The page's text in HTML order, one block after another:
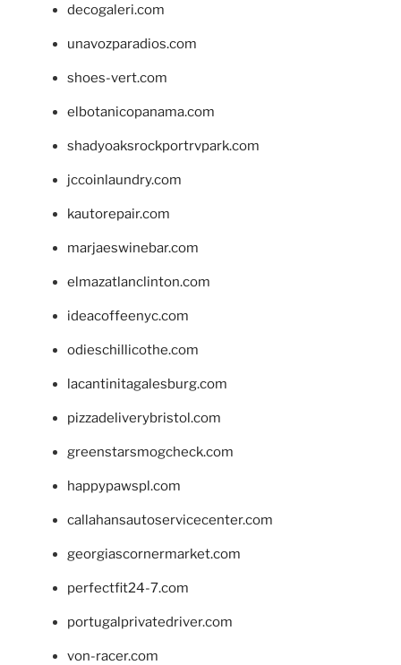
decogaleri.com
unavozparadios.com
shoes-vert.com
elbotanicopanama.com
shadyoaksrockportrvpark.com
jccoinlaundry.com
kautorepair.com
marjaeswinebar.com
elmazatlanclinton.com
ideacoffeenyc.com
odieschillicothe.com
lacantinitagalesburg.com
pizzadeliverybristol.com
greenstarsmogcheck.com
happypawspl.com
callahansautoservicecenter.com
georgiascornermarket.com
perfectfit24-7.com
portugalprivatedriver.com
von-racer.com